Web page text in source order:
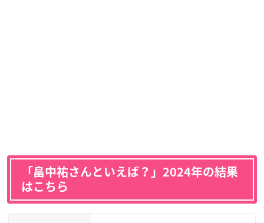
「畠中祐さんといえば？」2024年の結果
はこちら